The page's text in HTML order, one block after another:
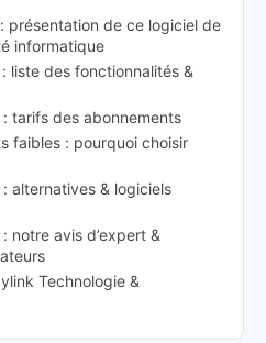
présentation de ce logiciel de
informatique
liste des fonctionnalités &
tarifs des abonnements
faibles : pourquoi choisir
alternatives & logiciels
notre avis d’expert &
Technologie &